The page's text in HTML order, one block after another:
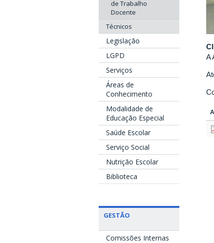
de Trabalho
Docente
Técnicos
Legislação
LGPD
Serviços
Áreas de
Conhecimento
Modalidade de
Educação Especial
Saúde Escolar
Serviço Social
Nutrição Escolar
Biblioteca
GESTÃO
Comissões Internas
A